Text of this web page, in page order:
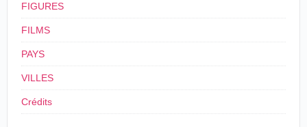
FIGURES
FILMS
PAYS
VILLES
Crédits